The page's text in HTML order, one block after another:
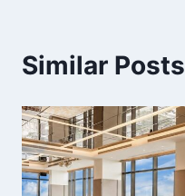
Similar Posts